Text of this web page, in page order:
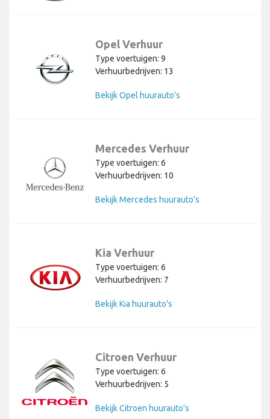
Opel Verhuur
Type voertuigen: 9
Verhuurbedrijven: 13
Bekijk Opel huurauto's
Mercedes Verhuur
Type voertuigen: 6
Verhuurbedrijven: 10
Bekijk Mercedes huurauto's
Kia Verhuur
Type voertuigen: 6
Verhuurbedrijven: 7
Bekijk Kia huurauto's
Citroen Verhuur
Type voertuigen: 6
Verhuurbedrijven: 5
Bekijk Citroen huurauto's